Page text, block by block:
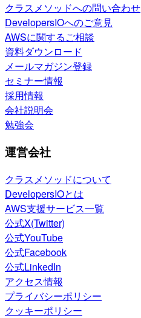
クラスメソッドへの問い合わせ
DevelopersIOへのご意見
AWSに関するご相談
資料ダウンロード
メールマガジン登録
セミナー情報
採用情報
会社説明会
勉強会
運営会社
クラスメソッドについて
DevelopersIOとは
AWS支援サービス一覧
公式X(Twitter)
公式YouTube
公式Facebook
公式LinkedIn
アクセス情報
プライバシーポリシー
クッキーポリシー